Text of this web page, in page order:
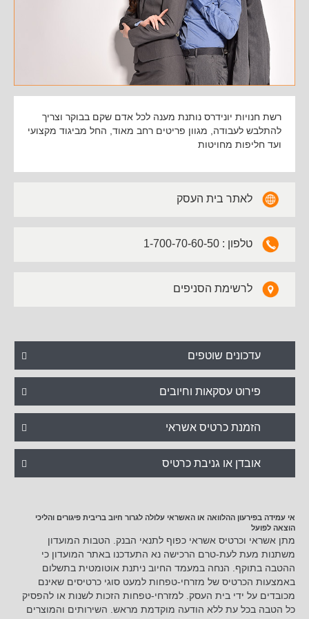
רשת חנויות יונידרס נותנת מענה לכל אדם שקם בבוקר וצריך
להתלבש לעבודה, מגוון פריטים רחב מאוד, החל מביגוד מקצועי
ועד חליפות מחויטות
לאתר בית העסק
1-700-70-60-50 : טלפון
לרשימת הסניפים
עדכונים שוטפים
פירוט עסקאות וחיובים
הזמנת כרטיס אשראי
אובדן או גניבת כרטיס
אי עמידה בפירעון ההלוואה או האשראי עלולה לגרור חיוב בריבית פיגורים והליכי
הוצאה לפועל
מתן אשראי וכרטיס אשראי כפוף לתנאי הבנק. הטבות המועדון
משתנות מעת לעת-טרם הרכישה נא התעדכנו באתר המועדון כי
ההטבה בתוקף. הנחה במעמד החיוב ניתנת אוטומטית בתשלום
באמצעות הכרטיס של מזרחי-טפחות למעט סוגי כרטיסים שאינם
מכובדים על ידי בית העסק. למזרחי-טפחות הזכות לשנות או להפסיק
כל הטבה בכל עת ללא הודעה מוקדמת מראש. השירותים והמוצרים